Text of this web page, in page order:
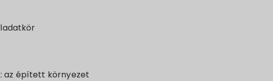
az épített környezet